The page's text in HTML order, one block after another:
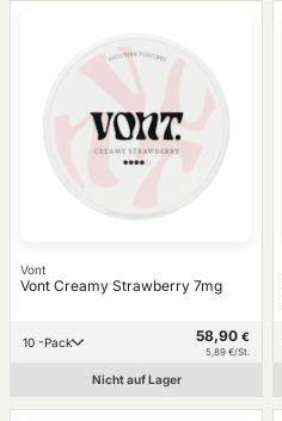
Vont
Vont Creamy Strawberry 7mg
10 -Pack 58,90 €
5,89 €/St.
Nicht auf Lager